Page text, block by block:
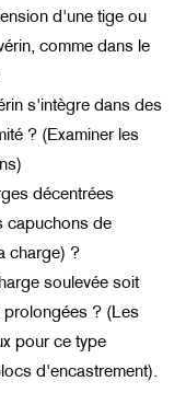
d'une tige ou
comme dans le
s'intègre dans des
? (Examiner les
décentrées
capuchons de
charge) ?
soulevée soit
? (Les
pour ce type
d'encastrement).